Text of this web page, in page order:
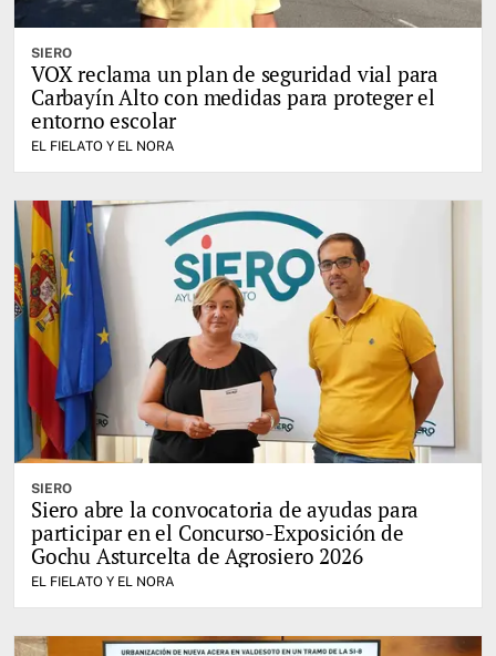
SIERO
VOX reclama un plan de seguridad vial para
Carbayín Alto con medidas para proteger el
entorno escolar
EL FIELATO Y EL NORA
SIERO
Siero abre la convocatoria de ayudas para
participar en el Concurso-Exposición de
Gochu Asturcelta de Agrosiero 2026
EL FIELATO Y EL NORA